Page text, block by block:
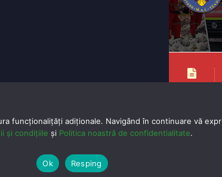
funcționalițăți adiționale. Navigând în continuare vă
și condițiile și Politica noastră de confidentialitate.
Ok Resping